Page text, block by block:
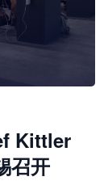
Kittler
召开